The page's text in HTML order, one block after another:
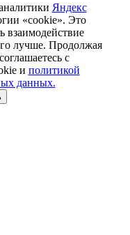
Яндекс
«cookie». Это
взаимодействие
лучше. Продолжая
с
и политикой
данных.